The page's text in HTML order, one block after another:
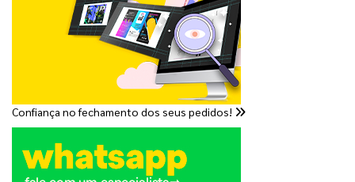
Confiança no fechamento dos seus pedidos!